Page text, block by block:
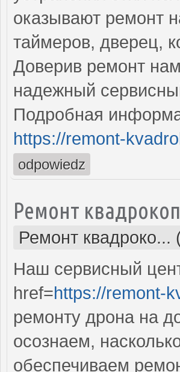
оказывают ремонт
таймеров, дверец,
Доверив ремонт
надежный
Подробная
https://remont-
odpowiedz
Ремонт
Ремонт
Наш сервисный
href=https://remont-
ремонту дрона на
осознаем,
обеспечиваем